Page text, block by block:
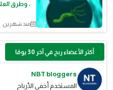
، وطرق
منذ شهرين
أكثر الأعضاء ربح في آخر 30 يومًا
NBT bloggers
المستخدم أخفى الأرباح